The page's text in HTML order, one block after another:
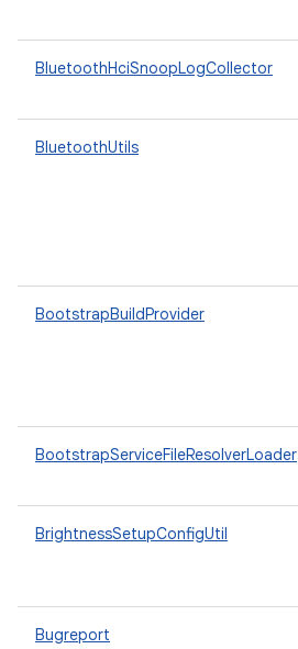
BluetoothHciSnoopLogCollector
BluetoothUtils
BootstrapBuildProvider
BootstrapServiceFileResolverLoader
BrightnessSetupConfigUtil
Bugreport